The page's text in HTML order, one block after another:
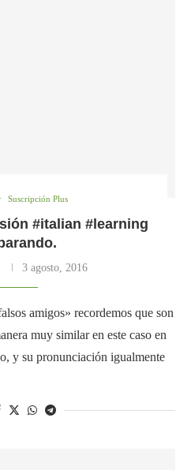
Suscripción Plus
#italian #learning
3 agosto, 2016
amigos» recordemos que son
muy similar en este caso en
y su pronunciación igualmente